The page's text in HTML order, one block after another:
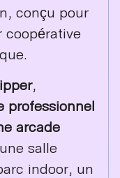
conçu pour
coopérative
,
professionnel
arcade
salle
indoor, un